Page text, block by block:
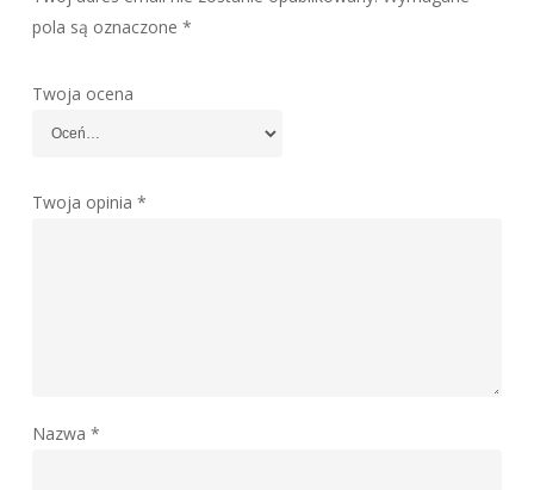
pola są oznaczone *
Twoja ocena
Twoja opinia *
Nazwa *